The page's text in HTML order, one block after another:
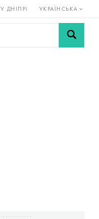
У ДНІПРІ УКРАЇНСЬКА
Сітки і